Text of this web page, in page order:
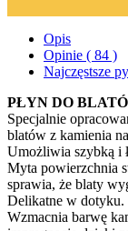
Opis
Opinie ( 84 )
Najczęstsze
PŁYN DO
Specjalnie
blatów z kamienia
Umożliwia szybką i
Myta powierzchnia
sprawia, że blaty
Delikatne w dotyku.
Wzmacnia barwę